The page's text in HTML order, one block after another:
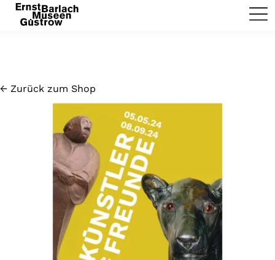
← Zurück zum Shop